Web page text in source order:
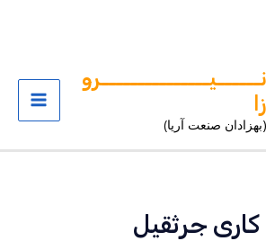
نــــــیـــــــــــــــرو
زا
(بهزادان صنعت آریا)
جرثقیل